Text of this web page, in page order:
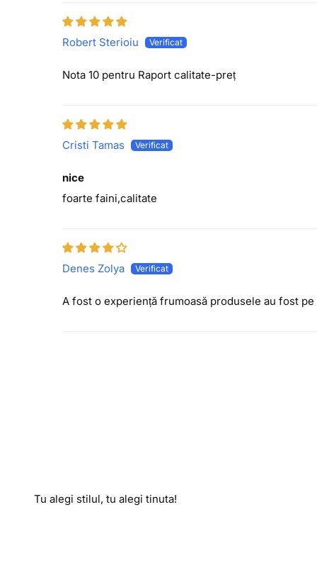
Robert Sterioiu
Nota 10 pentru Raport calitate-preț
Cristi Tamas
nice
foarte faini,calitate
Denes Zolya
A fost o experiență frumoasă produsele au fost
Tu alegi stilul, tu alegi tinuta!